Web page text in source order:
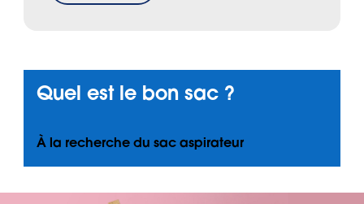
Quel est le bon sac ?
À la recherche du sac aspirateur